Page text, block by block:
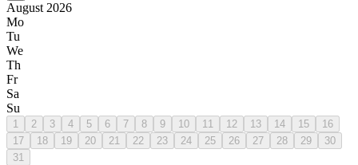
August 2026
Mo
Tu
We
Th
Fr
Sa
Su
1 2 3 4 5 6 7 8 9 10 11 12 13 14 15
16
17
18 19 20 21 22 23 24 25 26 27 28 29
30
31